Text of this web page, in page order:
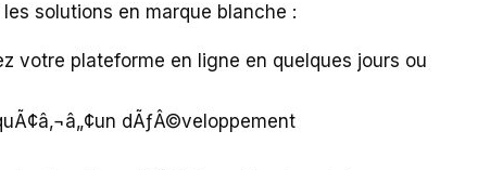
solutions en marque blanche :
votre plateforme en ligne en quelques jours ou
dÃƒÂ©veloppement